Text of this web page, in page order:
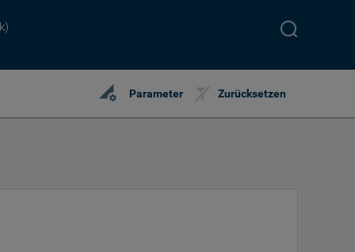
perm_data_setting Parameter Zurücksetzen